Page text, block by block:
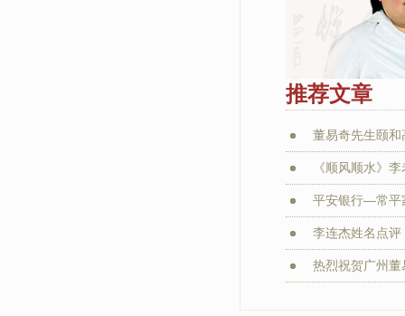
推荐文章
董易奇先生颐
《顺风顺水》
平安银行—常平
李连杰姓名点
热烈祝贺广州